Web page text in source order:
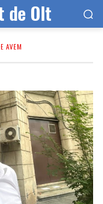
de Olt
AVEM